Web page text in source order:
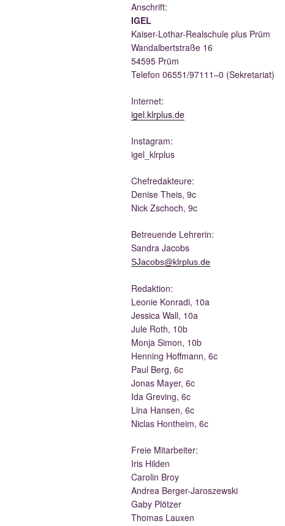
Anschrift:
IGEL
Kai­ser-Lothar-Real­schu­le plus Prüm
Wan­dal­bert­stra­ße 16
54595 Prüm
Tele­fon 06551/97111–0 (Sekre­ta­ri­at)
Inter­net:
igel.klrplus.de
Insta­gram:
igel_klrplus
Chef­re­dak­teu­re:
Deni­se Theis, 9c
Nick Zscho­ch, 9c
Betreu­en­de Lehrerin:
San­dra Jacobs
SJacobs@klrplus.de
Redak­ti­on:
Leo­nie Kon­ra­di, 10a
Jes­si­ca Wall, 10a
Jule Roth, 10b
Mon­ja Simon, 10b
Hen­ning Hoff­mann, 6c
Paul Berg, 6c
Jonas May­er, 6c
Ida Gre­ving, 6c
Lina Han­sen, 6c
Nic­las Hont­heim, 6c
Freie Mit­ar­bei­ter:
Iris Hilden
Caro­lin Broy
Andrea Berger-Jaroszewski
Gaby Plötzer
Tho­mas Lauxen